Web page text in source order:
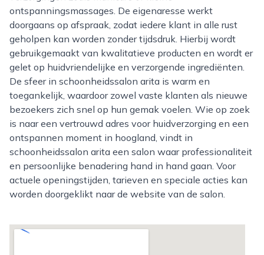
ontspanningsmassages. De eigenaresse werkt
doorgaans op afspraak, zodat iedere klant in alle rust
geholpen kan worden zonder tijdsdruk. Hierbij wordt
gebruikgemaakt van kwalitatieve producten en wordt er
gelet op huidvriendelijke en verzorgende ingrediënten.
De sfeer in schoonheidssalon arita is warm en
toegankelijk, waardoor zowel vaste klanten als nieuwe
bezoekers zich snel op hun gemak voelen. Wie op zoek
is naar een vertrouwd adres voor huidverzorging en een
ontspannen moment in hoogland, vindt in
schoonheidssalon arita een salon waar professionaliteit
en persoonlijke benadering hand in hand gaan. Voor
actuele openingstijden, tarieven en speciale acties kan
worden doorgeklikt naar de website van de salon.